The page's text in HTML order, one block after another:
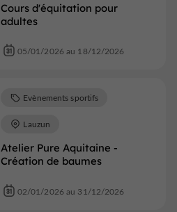
Cours d'équitation pour
adultes
05/01/2026 au 18/12/2026
Atelier Pure Aquitaine -
Création de baumes
Evènements sportifs
Lauzun
02/01/2026 au 31/12/2026